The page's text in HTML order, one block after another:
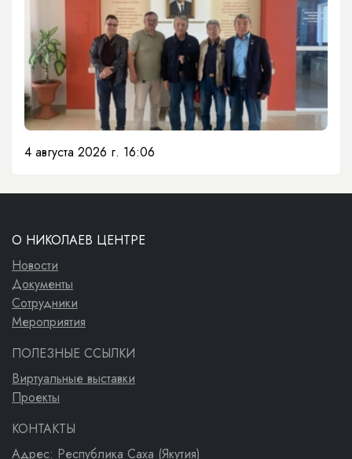
4 августа 2026 г. 16:06
О НИКОЛАЕВ ЦЕНТРЕ
Новости
Документы
Сотрудники
Мероприятия
ПОЛЕЗНЫЕ ССЫЛКИ
Виртуальные выставки
Проекты
КОНТАКТЫ
Адрес: Республика Саха (Якутия)